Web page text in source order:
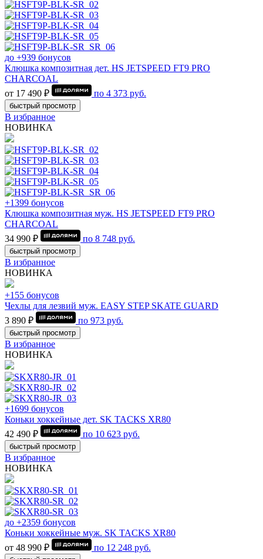
до +939 бонусов
Клюшка композитная дет. HS JETSPEED FT9 PRO
CHARCOAL
от 17 490 ₽
по 4 373 руб.
быстрый просмотр
В избранное
НОВИНКА
+1399 бонусов
Клюшка композитная муж. HS JETSPEED FT9 PRO
CHARCOAL
34 990 ₽
по 8 748 руб.
быстрый просмотр
В избранное
НОВИНКА
+155 бонусов
Чехлы для лезвий муж. EASY STEP SKATE GUARD
3 890 ₽
по 973 руб.
быстрый просмотр
В избранное
НОВИНКА
+1699 бонусов
Коньки хоккейные дет. SK TACKS XR80
42 490 ₽
по 10 623 руб.
быстрый просмотр
В избранное
НОВИНКА
до +2359 бонусов
Коньки хоккейные муж. SK TACKS XR80
от 48 990 ₽
по 12 248 руб.